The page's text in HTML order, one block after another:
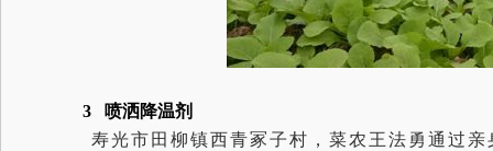
3 喷洒降温剂
寿光市田柳镇西青冢子村，菜农王法勇通过